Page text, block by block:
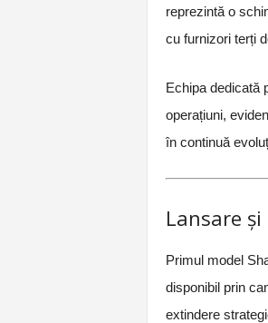
reprezintă o
cu furnizori terți
Echipa dedicată
operațiuni,
în continuă
Lansare
Primul model
disponibil prin
extindere